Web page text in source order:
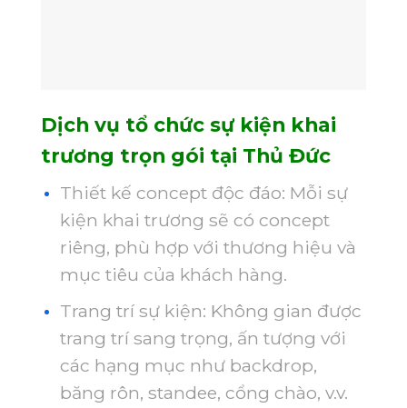
Dịch vụ tổ chức sự kiện khai
trương trọn gói tại Thủ Đức
Thiết kế concept độc đáo: Mỗi sự
kiện khai trương sẽ có concept
riêng, phù hợp với thương hiệu và
mục tiêu của khách hàng.
Trang trí sự kiện: Không gian được
trang trí sang trọng, ấn tượng với
các hạng mục như backdrop,
băng rôn, standee, cổng chào, v.v.